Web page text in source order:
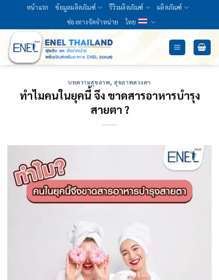
content
หน้าแรก ข้อมูลผลิตภัณฑ์ รีวิวผลิตภัณฑ์
ผลิตภัณฑ์
ช่องทางจัดจำหน่าย
ไทย
บทความสุขภาพ,สุขภาพดวงตา
ทำไมคนในยุคนี้ จึง ขาดสารอาหารบำรุง
สายตา ?